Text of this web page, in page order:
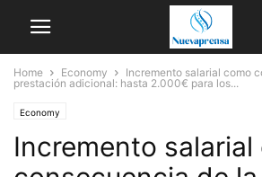
Home Economy
Incremento salarial como
prestación adicional: hasta 2.000€ para los...
Economy
Incremento salarial